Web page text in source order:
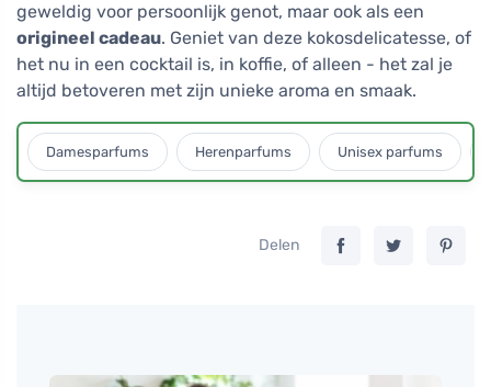
geweldig voor persoonlijk genot, maar ook als een
origineel cadeau. Geniet van deze kokosdelicatesse, of
het nu in een cocktail is, in koffie, of alleen - het zal je
altijd betoveren met zijn unieke aroma en smaak.
Damesparfums Herenparfums Unisex parfums
Delen